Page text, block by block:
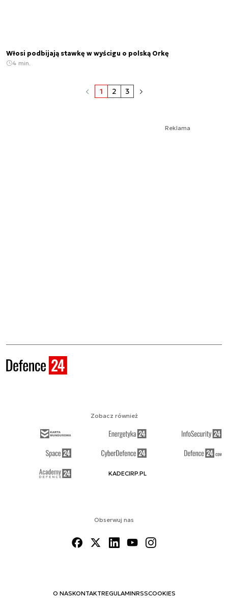
Włosi podbijają stawkę w wyścigu o polską Orkę
4 min.
1 2 3
Reklama
Obserwuj nas
O NASKONTAKTREGULAMINRSSCOOKIES
Zobacz również
KADECIRP.PL